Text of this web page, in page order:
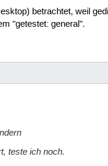
betrachtet, weil
"getestet: general".
teste ich noch.